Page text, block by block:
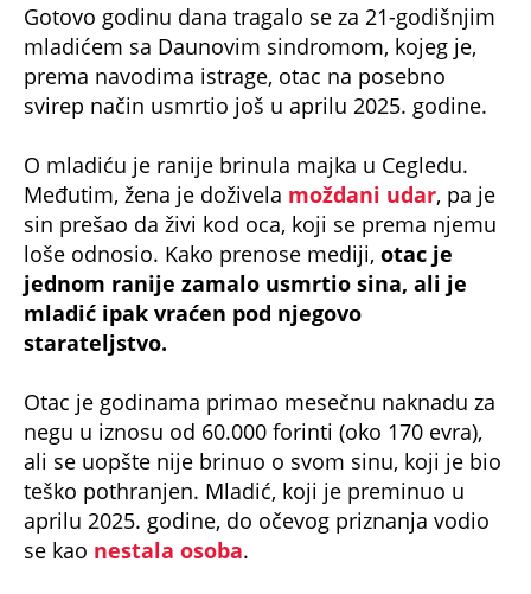
Gotovo godinu dana tragalo se za 21-godišnjim
mladićem sa Daunovim sindromom, kojeg je,
prema navodima istrage, otac na posebno
svirep način usmrtio još u aprilu 2025. godine.
O mladiću je ranije brinula majka u Cegledu.
Međutim, žena je doživela moždani udar, pa je
sin prešao da živi kod oca, koji se prema njemu
loše odnosio. Kako prenose mediji, otac je
jednom ranije zamalo usmrtio sina, ali je
mladić ipak vraćen pod njegovo
starateljstvo.
Otac je godinama primao mesečnu naknadu za
negu u iznosu od 60.000 forinti (oko 170 evra),
ali se uopšte nije brinuo o svom sinu, koji je bio
teško pothranjen. Mladić, koji je preminuo u
aprilu 2025. godine, do očevog priznanja vodio
se kao nestala osoba.